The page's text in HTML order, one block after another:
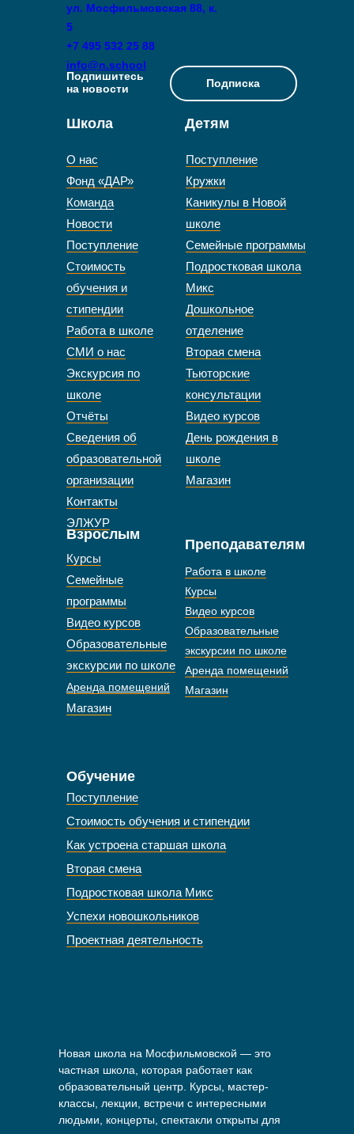
Школа Детям
О нас
Фонд «ДАР»
Команда
Новости
Поступление
Стоимость
обучения и
стипендии
Работа в школе
СМИ о нас
Экскурсия по
школе
Отчёты
Сведения об
образовательной
организации
Контакты
ЭЛЖУР
Поступление
Кружки
Каникулы в Новой
школе
Семейные программы
Подростковая школа
Микс
Дошкольное
отделение
Вторая смена
Тьюторские
консультации
Видео курсов
День рождения в
школе
Магазин
Взрослым
Подписка
Подпишитесь
на новости
Новая школа на Мосфильмовской — это
частная школа, которая работает как
образовательный центр. Курсы, мастер-
классы, лекции, встречи с интересными
людьми, концерты, спектакли открыты для
Обучение
Курсы
Семейные
программы
Видео курсов
Образовательные
экскурсии по школе
Аренда помещений
Магазин
Преподавателям
Работа в школе
Курсы
Видео курсов
Образовательные
экскурсии по школе
Аренда помещений
Магазин
Поступление
Стоимость обучения и стипендии
Как устроена старшая школа
Вторая смена
Подростковая школа Микс
Успехи новошкольников
Проектная деятельность
ул. Мосфильмовская 88, к.
5
+7 495 532 25 88
info@n.school